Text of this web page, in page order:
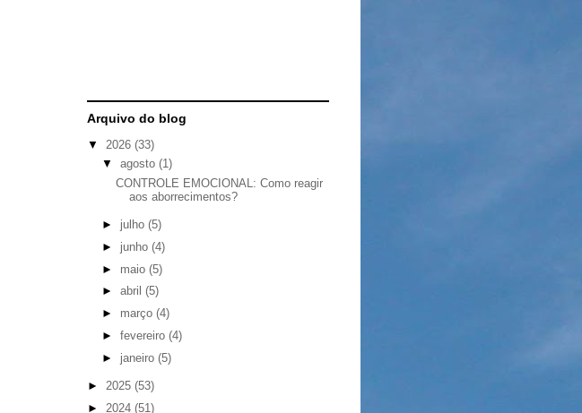
Arquivo do blog
▼ 2026 (33)
▼ agosto (1)
CONTROLE EMOCIONAL: Como reagir
aos aborrecimentos?
► julho (5)
► junho (4)
► maio (5)
► abril (5)
► março (4)
► fevereiro (4)
► janeiro (5)
► 2025 (53)
► 2024 (51)